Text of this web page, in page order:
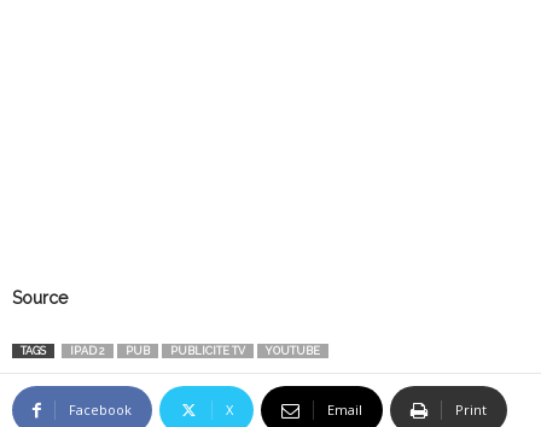
Source
TAGS IPAD 2 PUB PUBLICITE TV YOUTUBE
Facebook X Email Print